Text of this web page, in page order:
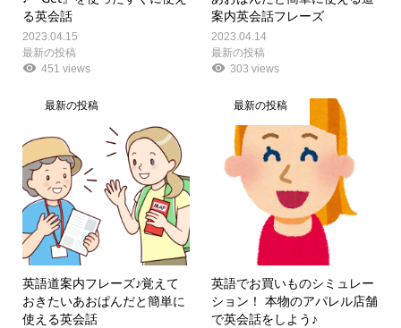
る英会話
2023.04.15
最新の投稿
451 views
案内英会話フレーズ
2023.04.14
最新の投稿
303 views
最新の投稿
英語道案内フレーズ♪覚えて
おきたいあおぱんだと簡単に
使える英会話
最新の投稿
英語でお買いものシミュレー
ション！ 本物のアパレル店舗
で英会話をしよう♪